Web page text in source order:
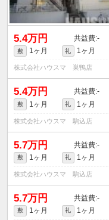
5.4万円 -
敷 1ヶ月 礼 1ヶ月
株式会社ハウスマ 巣鴨店
5.4万円 -
敷 1ヶ月 礼 1ヶ月
株式会社ハウスマ 駒込店
5.7万円 -
敷 1ヶ月 礼 1ヶ月
株式会社ハウスマ 駒込店
5.7万円 -
敷 1ヶ月 礼 1ヶ月